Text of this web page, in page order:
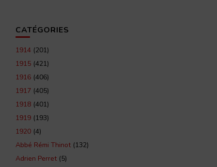
CATÉGORIES
1914 (201)
1915 (421)
1916 (406)
1917 (405)
1918 (401)
1919 (193)
1920 (4)
Abbé Rémi Thinot(132)
Adrien Perret(5)